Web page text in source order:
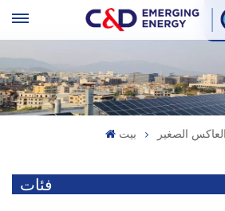
بيت الصغير
فئات